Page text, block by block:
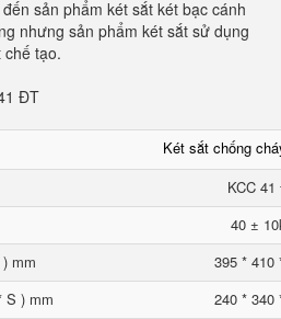
sản phẩm két sắt két bạc cánh
nhưng sản phẩm két sắt sử dụng
tạo.
Két sắt chống
KCC
40 ±
mm
395 * 410
S ) mm
240 * 340